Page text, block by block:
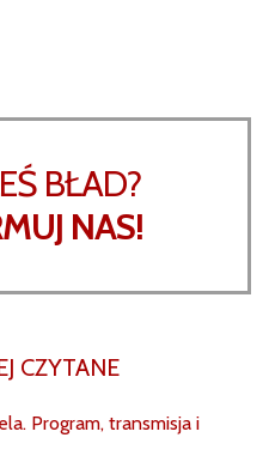
BŁAD?
NAS!
CZYTANE
Program, transmisja i